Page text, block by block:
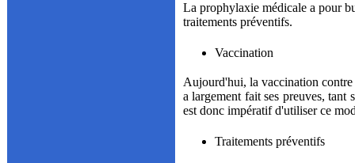
La prophylaxie médicale a pour
traitements préventifs.
Vaccination
Aujourd'hui, la vaccination
a largement fait ses preuves,
est donc impératif d'utiliser ce
Traitements préventifs